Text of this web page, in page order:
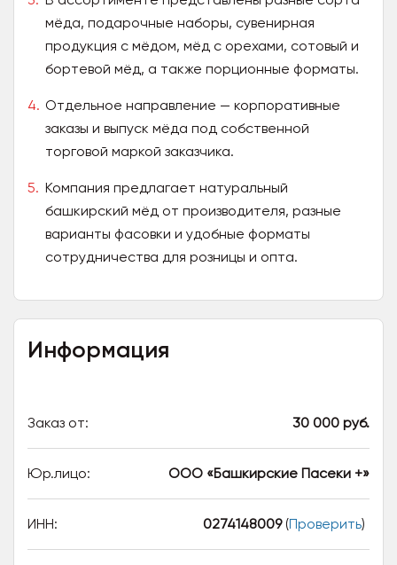
мёда, подарочные наборы, сувенирная
продукция с мёдом, мёд с орехами, сотовый и
бортевой мёд, а также порционные форматы.
Отдельное направление — корпоративные
заказы и выпуск мёда под собственной
торговой маркой заказчика.
Компания предлагает натуральный
башкирский мёд от производителя, разные
варианты фасовки и удобные форматы
сотрудничества для розницы и опта.
Информация
Заказ от: 30 000 руб.
Юр.лицо: ООО «Башкирские Пасеки +»
ИНН: 0274148009 (Проверить)